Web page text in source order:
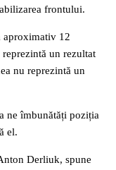
frontului.
aproximativ 12
un rezultat
nu reprezintă un
ne îmbunătăți poziția
el.
Derliuk, spune